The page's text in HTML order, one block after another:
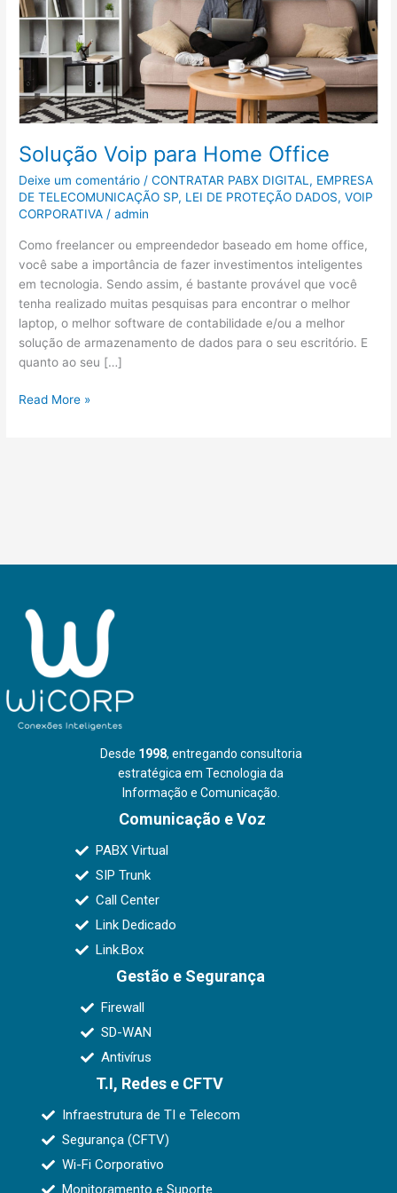
Solução Voip para Home Office
Deixe um comentário /CONTRATAR PABX DIGITAL , EMPRESA
DE TELECOMUNICAÇÃO SP, LEI DE PROTEÇÃO DADOS,VOIP
CORPORATIVA /admin
Como freelancer ou empreendedor baseado em home office,
você sabe a importância de fazer investimentos inteligentes
em tecnologia. Sendo assim, é bastante provável que você
tenha realizado muitas pesquisas para encontrar o melhor
laptop, o melhor software de contabilidade e/ou a melhor
solução de armazenamento de dados para o seu escritório. E
quanto ao seu […]
Office
Read More »
Desde 1998, entregando consultoria
estratégica em Tecnologia da
Informação e Comunicação.
Comunicação e Voz
PABX Virtual
SIP Trunk
Call Center
Link Dedicado
Link.Box
Gestão e Segurança
Firewall
SD-WAN
Antivírus
T.I, Redes e CFTV
Infraestrutura de TI e Telecom
Segurança (CFTV)
Wi-Fi Corporativo
Monitoramento e Suporte